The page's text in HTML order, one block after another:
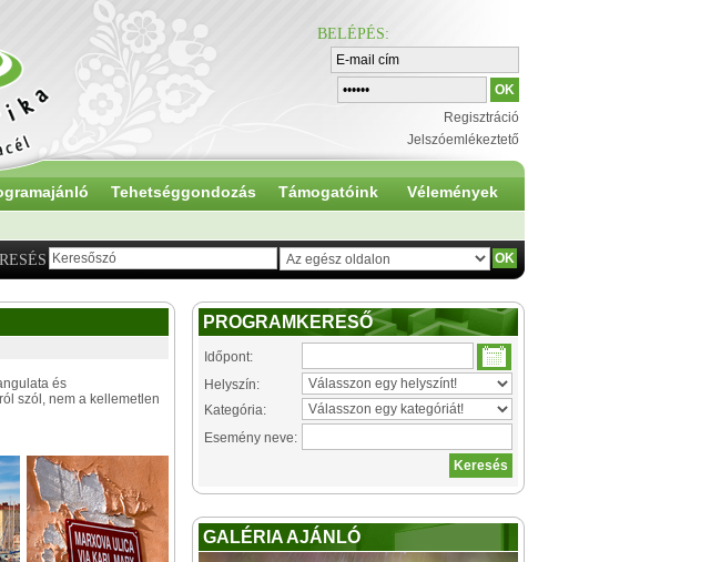
BELÉPÉS:
Regisztráció
Jelszóemlékeztető
Tehetséggondozás Támogatóink Vélemények
és
szól, nem a kellemetlen
PROGRAMKERESŐ
Időpont:
Helyszín:
Kategória:
Esemény neve:
GALÉRIA AJÁNLÓ